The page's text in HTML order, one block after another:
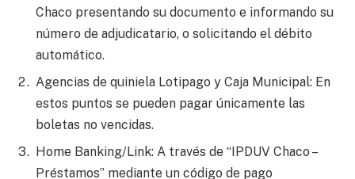
Chaco presentando su documento e informando su
número de adjudicatario, o solicitando el débito
automático.
Agencias de quiniela Lotipago y Caja Municipal: En
estos puntos se pueden pagar únicamente las
boletas no vencidas.
Home Banking/Link: A través de “IPDUV Chaco –
Préstamos” mediante un código de pago